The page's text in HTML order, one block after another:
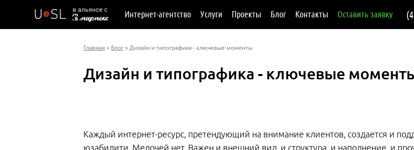
Интернет-агентство Услуги Проекты Блог Контакты Оставить заявку
Главная » Блог » Дизайн и типографика - ключевые моменты
Дизайн и типографика - ключевые
Каждый интернет-ресурс, претендующий на внимание клиентов, создается и
юзабилити. Мелочей нет. Важен и внешний вид, и структура, и наполнение, и